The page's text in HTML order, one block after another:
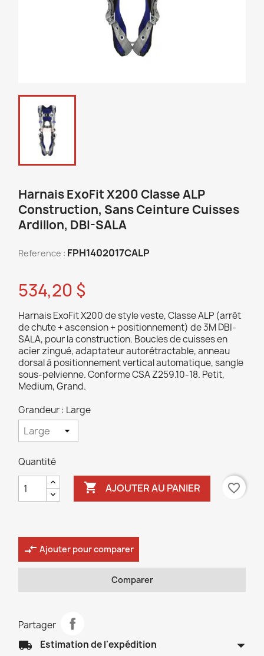
Harnais ExoFit X200 Classe ALP
Construction, Sans Ceinture Cuisses
Ardillon, DBI-SALA
Reference : FPH1402017CALP
534,20 $
Harnais ExoFit X200 de style veste, Classe ALP (arrêt
de chute + ascension + positionnement) de 3M DBI-
SALA, pour la construction. Boucles de cuisses en
acier zingué, adaptateur autorétractable, anneau
dorsal à positionnement vertical automatique, sangle
sous-pelvienne. Conforme CSA Z259.10-18. Petit,
Medium, Grand.
Grandeur : Large
Quantité
 AJOUTER AU PANIER favorite_border
compare_arrows Ajouter pour comparer
Comparer
Partager
local_shipping Estimation de l'expédition arrow_drop_down